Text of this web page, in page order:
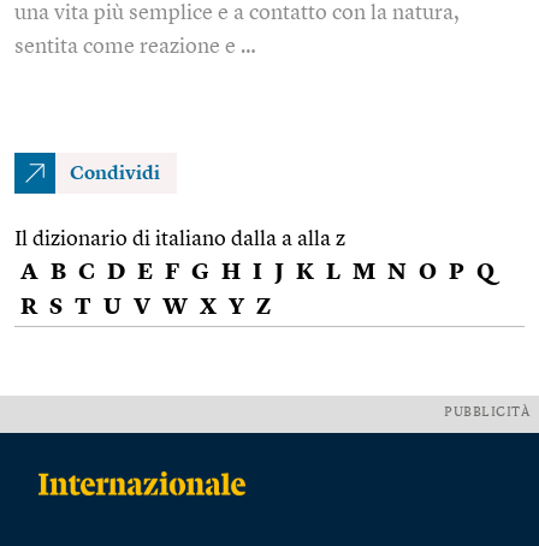
una vita più semplice e a contatto con la natura,
sentita come reazione e …
Condividi
Il dizionario di italiano dalla a alla z
A B C D E F G H I J K L M N O P Q
R S T U V W X Y Z
PUBBLICITÀ